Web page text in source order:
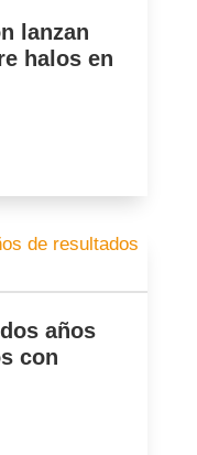
lanzan
halos en
años
con